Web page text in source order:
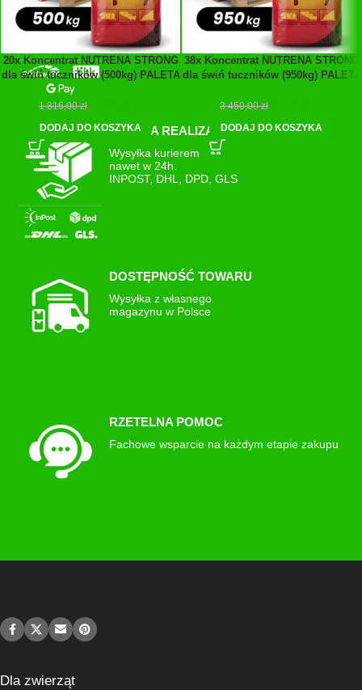
20x Koncentrat NUTRENA STRONG
dla świń tuczników (500kg) PALETA
1 816,00zł
DODAJ DO KOSZYKA
38x Koncentrat NUTRENA STRONG
dla świń tuczników (950kg) PALETA
3 450,00zł
DODAJ DO KOSZYKA
Płatności:
Przelewy24, blik, GPay
SZYBKA REALIZACJA
Wysyłka kurierem
nawet w 24h.
INPOST, DHL, DPD, GLS
DOSTĘPNOŚĆ TOWARU
Wysyłka z własnego
magazynu w Polsce
RZETELNA POMOC
Fachowe wsparcie na każdym etapie zakupu
Dla zwierząt